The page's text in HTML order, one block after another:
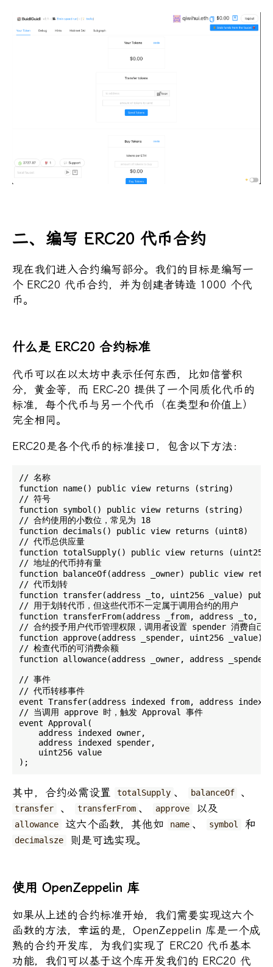
二、编写 ERC20 代币合约
现在我们进入合约编写部分。我们的目标是编写一
个 ERC20 代币合约，并为创建者铸造 1000 个代
币。
什么是 ERC20 合约标准
代币可以在以太坊中表示任何东西，比如信誉积
分，黄金等，而 ERC-20 提供了一个同质化代币的
标准，每个代币与另一个代币（在类型和价值上）
完全相同。
ERC20是各个代币的标准接口，包含以下方法：
// 名称
function name() public view returns (string)
// 符号
function symbol() public view returns (string)
// 合约使用的小数位，常见为 18
function decimals() public view returns (uint8)
// 代币总供应量
function totalSupply() public view returns (uint256)
// 地址的代币持有量
function balanceOf(address _owner) public view
// 代币划转
function transfer(address _to, uint256 _value)
// 用于划转代币，但这些代币不一定属于调用合约的用户
function transferFrom(address _from, address _to,
// 合约授予用户代币管理权限，调用者设置 spender 消费自己
function approve(address _spender, uint256
// 检查代币的可消费余额
function allowance(address _owner, address
// 事件
// 代币转移事件
event Transfer(address indexed from, address
// 当调用 approve 时，触发 Approval 事件
event Approval(
    address indexed owner,
    address indexed spender,
    uint256 value
其中，合约必需设置 totalSupply 、 balanceOf 、
transfer 、 transferFrom 、 approve 以及
allowance 这六个函数，其他如 name 、 symbol 和
decimalsze 则是可选实现。
使用 OpenZeppelin 库
如果从上述的合约标准开始，我们需要实现这六个
函数的方法，幸运的是，OpenZeppelin 库是一个成
熟的合约开发库，为我们实现了 ERC20 代币基本
功能，我们可以基于这个库开发我们的 ERC20 代